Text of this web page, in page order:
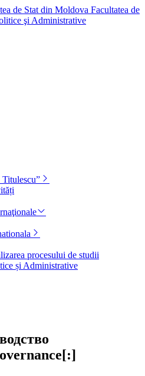
de Stat din Moldova Facultatea de
şi Administrative
procesului de studii
și Administrative